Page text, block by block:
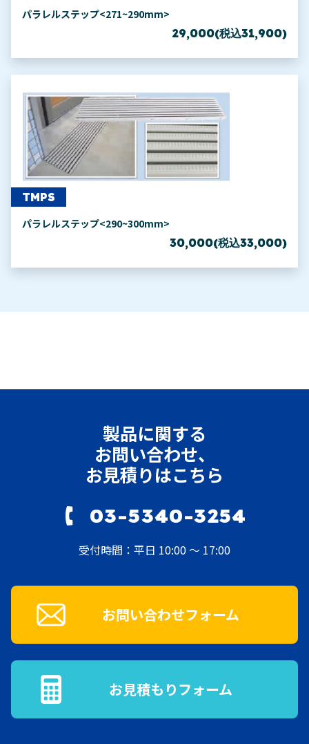
パラレルステップ<271~290mm>
29,000(税込31,900)
TMPS
パラレルステップ<290~300mm>
30,000(税込33,000)
製品に関する
お問い合わせ、
お見積りはこちら
03-5340-3254
受付時間：平日 10:00 ～ 17:00
お問い合わせフォーム
お見積もりフォーム